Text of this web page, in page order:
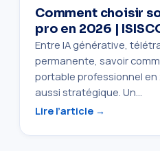
Comment choisir
pro en 2026 |
Entre IA générative,
permanente, savoir
portable professionnel en
aussi stratégique. Un…
Lire l’article →